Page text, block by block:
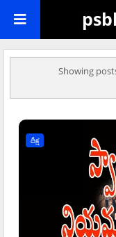
Showing
దీక్ష